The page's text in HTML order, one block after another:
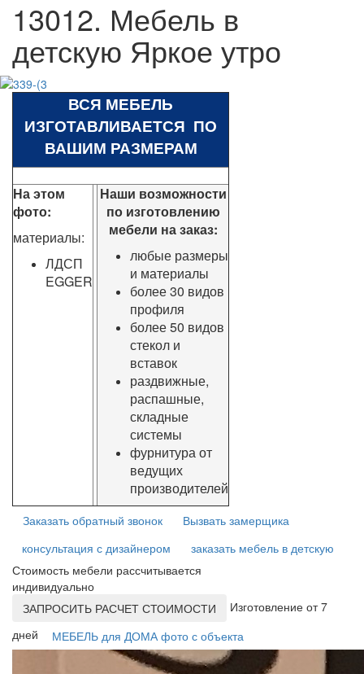
13012. Мебель в
детскую Яркое утро
ВСЯ МЕБЕЛЬ
ИЗГОТАВЛИВАЕТСЯ ПО
ВАШИМ РАЗМЕРАМ
На этом
фото:
материалы:
ЛДСП
EGGER
Наши возможности
по изготовлению
мебели на заказ:
любые размеры
и материалы
более 30 видов
профиля
более 50 видов
стекол и
вставок
раздвижные,
распашные,
складные
системы
фурнитура от
ведущих
производителей
Заказать обратный звонок
Вызвать замерщика
консультация с дизайнером
заказать мебель в детскую
Стоимость мебели рассчитывается
индивидуально
ЗАПРОСИТЬ РАСЧЕТ СТОИМОСТИ
Изготовление от 7
дней
МЕБЕЛЬ для ДОМА фото с объекта